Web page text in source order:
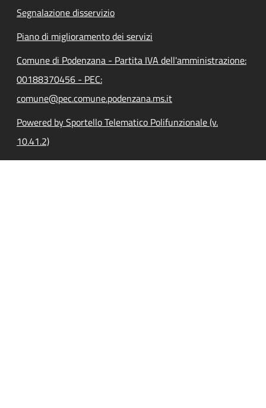
Segnalazione disservizio
Piano di miglioramento dei servizi
Comune di Podenzana - Partita IVA dell'amministrazione:
00188370456 - PEC:
comune@pec.comune.podenzana.ms.it
Powered by Sportello Telematico Polifunzionale (v.
10.41.2)